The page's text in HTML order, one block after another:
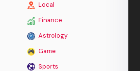
Local
Finance
Astrology
Game
Sports